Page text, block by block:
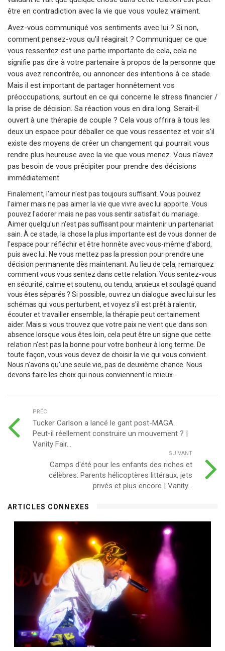
être en contradiction avec la vie que vous voulez vraiment.
Avez-vous communiqué vos sentiments avec lui ? Si non,
comment pensez-vous qu'il réagirait ? Communiquer ce que
vous ressentez est une partie importante de cela, cela ne
signifie pas dire à votre partenaire à propos de la personne que
vous avez rencontrée, ou annoncer des intentions à ce stade.
Mais il est important de partager honnêtement vos
préoccupations, surtout en ce qui concerne le stress financier /
la prise de décision. Sa réaction vous en dira long. Serait-il
ouvert à une thérapie de couple ? Cela vous offrira à tous les
deux un espace pour déballer ce que vous ressentez et voir s'il
existe des moyens de créer un changement qui pourrait vous
rendre plus heureuse avec la vie que vous menez. Vous n'avez
pas besoin de vous précipiter pour prendre des décisions
immédiatement.
Finalement, l'amour n'est pas toujours suffisant. Vous pouvez
l'aimer mais ne pas aimer la vie que vivre avec lui apporte. Vous
pouvez l'adorer mais ne pas vous sentir satisfait du mariage.
Aimer quelqu'un n'est pas suffisant pour maintenir un partenariat
sain. À ce stade, la chose la plus importante est de vous donner de
l'espace pour réfléchir et être honnête avec vous-même d'abord,
puis avec lui. Ne vous mettez pas la pression pour prendre une
décision permanente dès maintenant. Au lieu de cela, remarquez
comment vous vous sentez dans cette relation. Vous sentez-vous
en sécurité, calme et soutenu, ou tendu, anxieux et soulagé quand
vous êtes séparés ? Si possible, ouvrez un dialogue avec lui sur les
schémas qui vous perturbent, et voyez s'il est prêt à ralentir,
écouter et travailler ensemble; la thérapie peut certainement
aider. Mais si vous trouvez que votre paix ne vient que dans son
absence lorsque vous êtes loin, cela peut être un signe que cette
relation n'est pas la bonne pour votre bonheur à long terme. De
toute façon, vous vous devez de choisir la vie qui vous convient.
Nous n'avons qu'une seule vie, pas de deuxième chance. Nous
devons faire les choix qui nous conviennent le mieux.
PRÉC
Tucker Carlson a lancé le gant post-MAGA.
Peut-il réellement construire un mouvement ? |
Vanity Fair...
SUIVANT
Camps d'été pour les enfants des riches et
célèbres: Parents hélicoptères littéraux, jets
privés et plus encore | Vanity...
ARTICLES CONNEXES